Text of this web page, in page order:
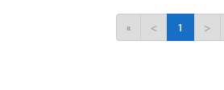
« < 1 >